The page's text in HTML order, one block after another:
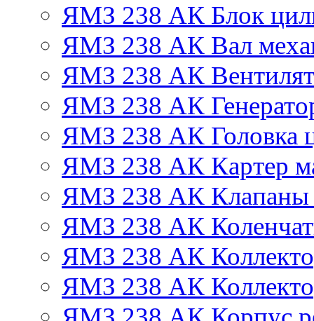
ЯМЗ 238 АК Блок
ЯМЗ 238 АК Вал
ЯМЗ 238 АК
ЯМЗ 238 АК
ЯМЗ 238 АК Головка
ЯМЗ 238 АК Картер
ЯМЗ 238 АК Клапаны
ЯМЗ 238 АК
ЯМЗ 238 АК
ЯМЗ 238 АК